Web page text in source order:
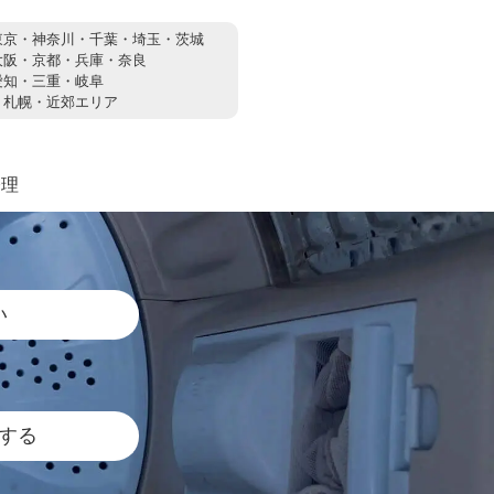
京・神奈川・千葉・埼玉・茨城
阪・京都・兵庫・奈良
知・三重・岐阜
札幌・近郊エリア
る